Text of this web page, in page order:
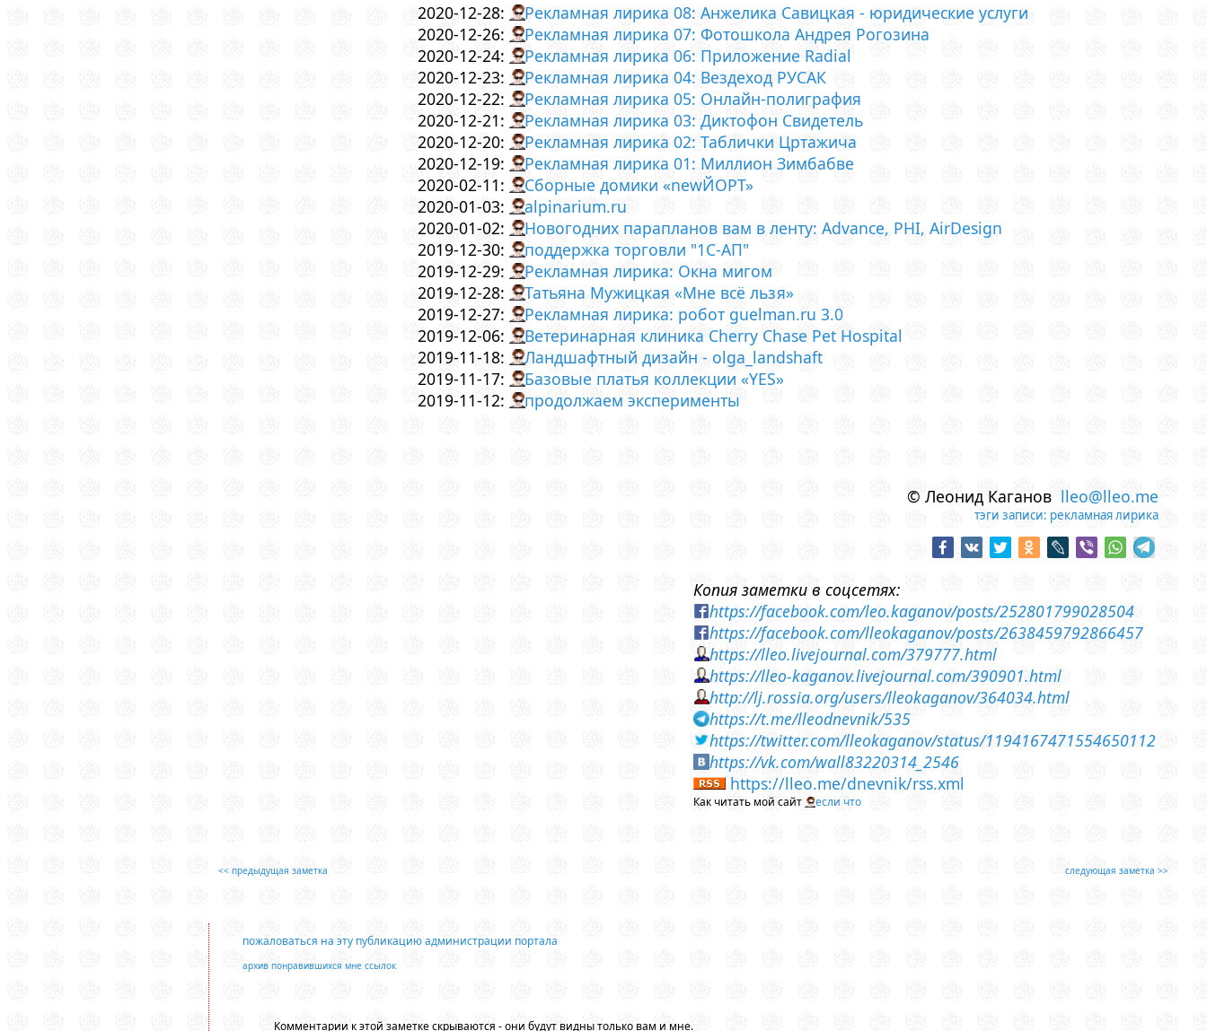
2020-12-28:
Рекламная лирика 08: Анжелика Савицкая - юридические услуги
2020-12-26:
Рекламная лирика 07: Фотошкола Андрея Рогозина
2020-12-24:
Рекламная лирика 06: Приложение Radial
2020-12-23:
Рекламная лирика 04: Вездеход РУСАК
2020-12-22:
Рекламная лирика 05: Онлайн-полиграфия
2020-12-21:
Рекламная лирика 03: Диктофон Свидетель
2020-12-20:
Рекламная лирика 02: Таблички Цртажича
2020-12-19:
Рекламная лирика 01: Миллион Зимбабве
2020-02-11:
Сборные домики «newЙОРТ»
2020-01-03:
alpinarium.ru
2020-01-02:
Новогодних парапланов вам в ленту: Advance, PHI, AirDesign
2019-12-30:
поддержка торговли "1С-АП"
2019-12-29:
Рекламная лирика: Окна мигом
2019-12-28:
Татьяна Мужицкая «Мне всё льзя»
2019-12-27:
Рекламная лирика: робот guelman.ru 3.0
2019-12-06:
Ветеринарная клиника Cherry Chase Pet Hospital
2019-11-18:
Ландшафтный дизайн - olga_landshaft
2019-11-17:
Базовые платья коллекции «YES»
2019-11-12:
продолжаем эксперименты
© Леонид Каганов lleo@lleo.me
тэги записи: рекламная лирика
Копия заметки в соцсетях:
https://facebook.com/leo.kaganov/posts/252801799028504
https://facebook.com/lleokaganov/posts/2638459792866457
https://lleo.livejournal.com/379777.html
https://lleo-kaganov.livejournal.com/390901.html
http://lj.rossia.org/users/lleokaganov/364034.html
https://t.me/lleodnevnik/535
https://twitter.com/lleokaganov/status/1194167471554650112
https://vk.com/wall83220314_2546
https://lleo.me/dnevnik/rss.xml
Как читать мой сайт если что
<< предыдущая заметка следующая заметка >>
пожаловаться на эту публикацию администрации портала
архив понравившихся мне ссылок
Комментарии к этой заметке скрываются - они будут видны только вам и мне.